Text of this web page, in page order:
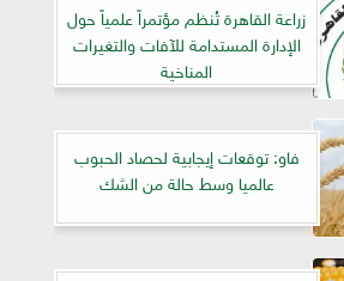
زراعة القاهرة تُنظم مؤتمراً علمياً حول
الإدارة المستدامة للآفات والتغيرات
المناخية
فاو: توقعات إيجابية لحصاد الحبوب
عالميا وسط حالة من الشك